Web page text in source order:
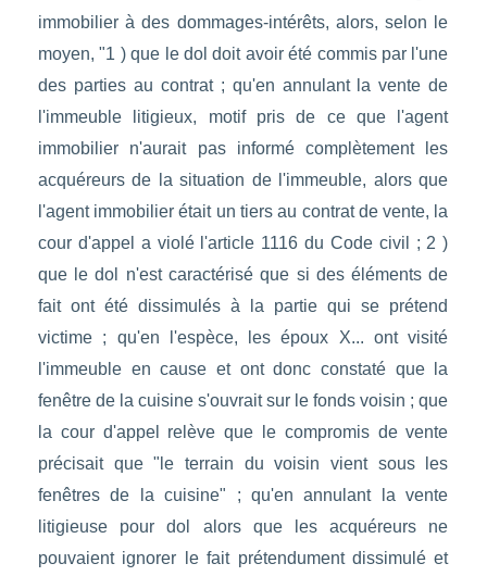
immobilier à des dommages-intérêts, alors, selon le
moyen, "1 ) que le dol doit avoir été commis par l'une
des parties au contrat ; qu'en annulant la vente de
l'immeuble litigieux, motif pris de ce que l'agent
immobilier n'aurait pas informé complètement les
acquéreurs de la situation de l'immeuble, alors que
l'agent immobilier était un tiers au contrat de vente, la
cour d'appel a violé l'article 1116 du Code civil ; 2 )
que le dol n'est caractérisé que si des éléments de
fait ont été dissimulés à la partie qui se prétend
victime ; qu'en l'espèce, les époux X... ont visité
l'immeuble en cause et ont donc constaté que la
fenêtre de la cuisine s'ouvrait sur le fonds voisin ; que
la cour d'appel relève que le compromis de vente
précisait que "le terrain du voisin vient sous les
fenêtres de la cuisine" ; qu'en annulant la vente
litigieuse pour dol alors que les acquéreurs ne
pouvaient ignorer le fait prétendument dissimulé et